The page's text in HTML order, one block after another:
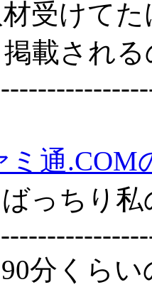
受けて
載され
ミ通.COM
っちり
分くら